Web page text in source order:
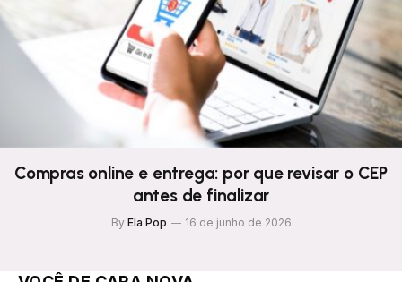
Compras online e entrega: por que revisar o CEP
antes de finalizar
By Ela Pop 16 de junho de 2026